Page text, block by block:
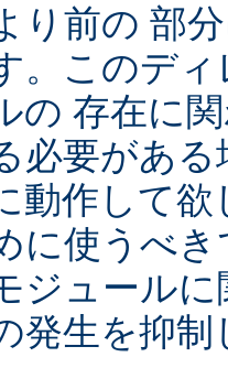
り前の 部
。このデ
の 存在に
必要があ
動作して
に使うべ
ジュール
発生を抑